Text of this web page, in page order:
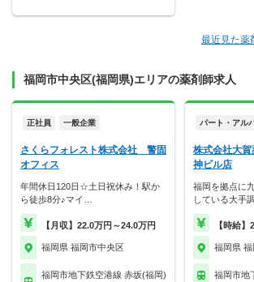
最近見た薬
福岡市中央区(福岡県)エリアの薬剤師求人
正社員 一般企業
さくらフォレスト株式会社 警固
オフィス
年間休日120日☆土日祝休み！駅か
ら徒歩8分♪マイ…
【月収】22.0万円～24.0万円
福岡県 福岡市中央区
福岡市地下鉄空港線 赤坂(福岡)
パート・アル
株式会社大
神ビル店
福岡を拠点に
している大手
【時給】
福岡県 福
福岡市地